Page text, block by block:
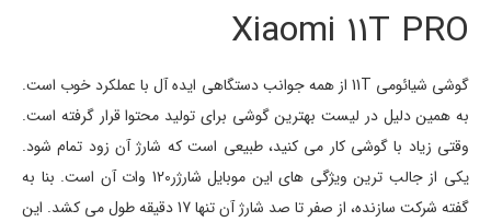
Xiaomi 11T PRO
گوشی شیائومی 11T از همه جوانب دستگاهی ایده آل با عملکرد خوب است.
به همین دلیل در لیست بهترین گوشی برای تولید محتوا قرار گرفته است.
وقتی زیاد با گوشی کار می کنید، طبیعی است که شارژ آن زود تمام شود.
یکی از جالب ترین ویژگی های این موبایل شارژر120 وات آن است. بنا به
گفته شرکت سازنده، از صفر تا صد شارژ آن تنها 17 دقیقه طول می کشد. این